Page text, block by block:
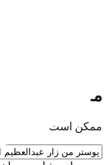
محصول مورد
ممکن است این